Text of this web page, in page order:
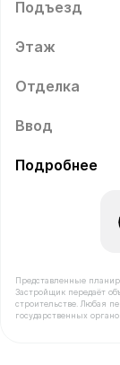
Подъезд
Этаж
Отделка
Ввод
Подробнее
Представленные
Застройщик передаёт
строительстве. Любая
государственных